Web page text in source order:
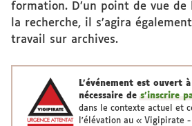
formation. D’un point de vue de
la recherche, il s’agira
travail sur archives.
L'événement est ouvert
nécessaire de s'inscrire
dans le contexte actuel et
l'élévation au « Vigipirate